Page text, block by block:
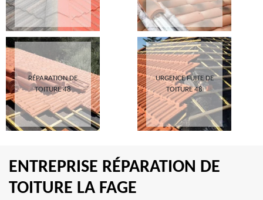
RÉPARATION DE
TOITURE 48
URGENCE FUITE DE
TOITURE 48
ENTREPRISE RÉPARATION DE
TOITURE LA FAGE